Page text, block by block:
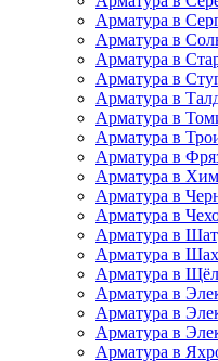
Арматура в
Арматура в
Арматура в
Арматура в
Арматура в
Арматура в
Арматура в
Арматура в
Арматура в
Арматура в
Арматура в
Арматура в
Арматура в
Арматура в
Арматура в
Арматура в
Арматура в
Арматура в